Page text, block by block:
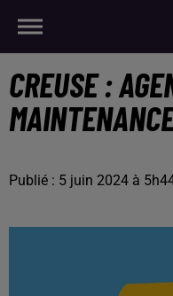
CREUSE :
Publié : 5 juin 2024 à